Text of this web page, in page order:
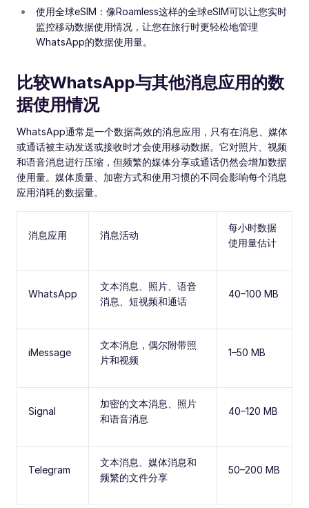
使用全球eSIM：像Roamless这样的全球eSIM可以让您实时
监控移动数据使用情况，让您在旅行时更轻松地管理
WhatsApp的数据使用量。
比较WhatsApp与其他消息应用的数
据使用情况
WhatsApp通常是一个数据高效的消息应用，只有在消息、媒体
或通话被主动发送或接收时才会使用移动数据。它对照片、视频
和语音消息进行压缩，但频繁的媒体分享或通话仍然会增加数据
使用量。媒体质量、加密方式和使用习惯的不同会影响每个消息
应用消耗的数据量。
消息应用 消息活动
每小时数据
使用量估计
WhatsApp
文本消息、照片、语音
消息、短视频和通话
40–100 MB
iMessage
文本消息，偶尔附带照
片和视频
1–50 MB
Signal
加密的文本消息、照片
和语音消息
40–120 MB
Telegram
文本消息、媒体消息和
频繁的文件分享
50–200 MB